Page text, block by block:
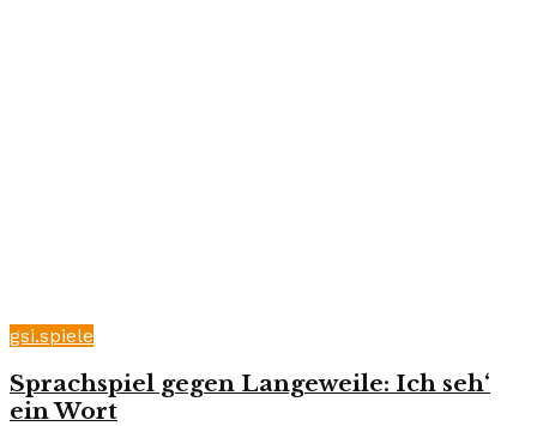
gsi.spiele
Sprachspiel gegen Langeweile: Ich seh‘
ein Wort